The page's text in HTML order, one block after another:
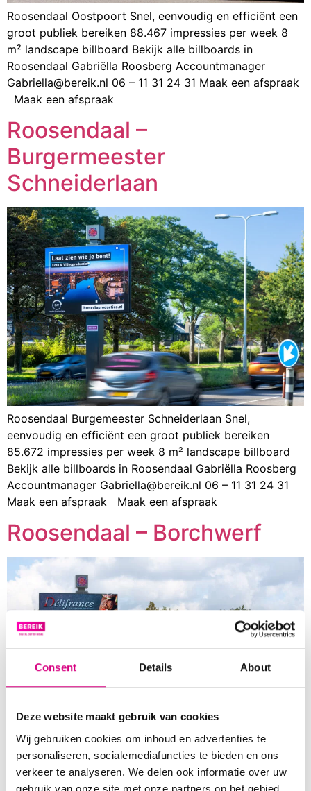
Consent Details About
Deze website maakt gebruik van cookies
Wij gebruiken cookies om inhoud en advertenties te
personaliseren, socialemediafuncties te bieden en ons
verkeer te analyseren. We delen ook informatie over uw
gebruik van onze site met onze partners op het gebied
Roosendaal Oostpoort Snel, eenvoudig en efficiënt een
groot publiek bereiken 88.467 impressies per week 8
m² landscape billboard Bekijk alle billboards in
Roosendaal Gabriëlla Roosberg Accountmanager
Gabriella@bereik.nl 06 – 11 31 24 31 Maak een afspraak
Maak een afspraak
Roosendaal –
Burgermeester
Schneiderlaan
Roosendaal Burgemeester Schneiderlaan Snel,
eenvoudig en efficiënt een groot publiek bereiken
85.672 impressies per week 8 m² landscape billboard
Bekijk alle billboards in Roosendaal Gabriëlla Roosberg
Accountmanager Gabriella@bereik.nl 06 – 11 31 24 31
Maak een afspraak Maak een afspraak
Roosendaal – Borchwerf
Roosendaal Borchwerf Snel, eenvoudig en efficiënt een
groot publiek bereiken 35.420 impressies per week 8